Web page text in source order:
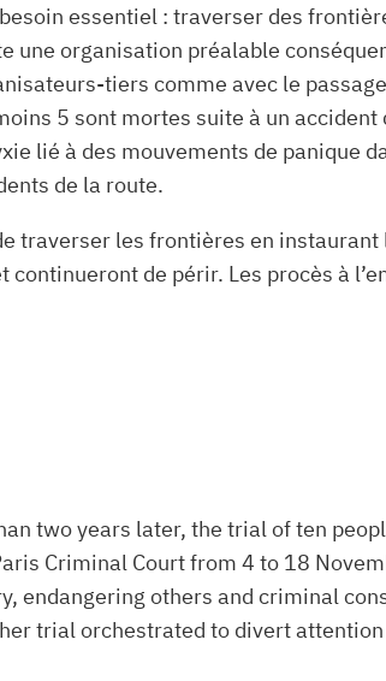
essentiel : traverser des
une organisation préalable
tiers comme avec le
5 sont mortes suite à un accident
lié à des mouvements de panique
de la route.
traverser les frontières en instaurant
de périr. Les procès à
two years later, the trial of ten
Criminal Court from 4 to 18
endangering others and criminal
trial orchestrated to divert